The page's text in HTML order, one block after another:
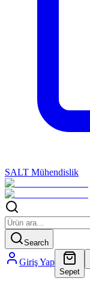
SALT Mühendislik
Search
Giriş Yap
Sepet